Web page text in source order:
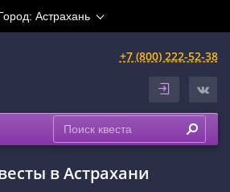
Астрахань
+7 (800) 222-52-38
в Астрахани